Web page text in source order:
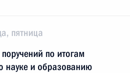
пятница
по итогам
науке и образованию